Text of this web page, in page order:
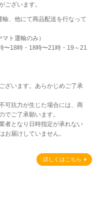
ございます。
、他にて商品配送を行なって
ト運輸のみ）
〜18時・18時〜21時・19～21
ざいます。あらかじめご了承
可抗力が生じた場合には、商
でご了承願います。
者となり日時指定が承れない
お届けしていません。
詳しくはこちら